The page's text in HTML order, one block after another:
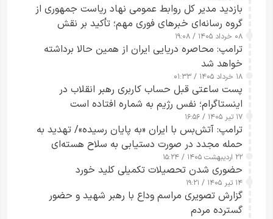
بازدید مدیر کل روابط عمومی نهاد ریاست جمهوری از
گروه رسانه‌ای خبرهای فوری مهم؛ تأکید بر نقش
رسانه‌های هوشمند و مسئول در ارتقای آگاهی عمومی
۰۸ خرداد ۱۴۰۵ / ۱۹:۰۸
ترامپ: محاصره دریایی ایران از همین حالا برداشته
خواهد شد
۱۸ خرداد ۱۴۰۵ / ۰۱:۳۳
پست ساعتی قبل حساب کاربری رهبر انقلاب در
اینستاگرام؛ نفس رژیم به شماره افتاده است​
۱۷ تیر ۱۴۰۵ / ۱۶:۵۶
ترامپ: آتش‌بس با ایران «به پایان رسیده»/ تهدید به
حمله مجدد در صورت دستیابی به سلاح هسته‌ای
۲۲ اردیبهشت ۱۴۰۵ / ۱۵:۲۴
حضوری شدن تحصیلات تکمیلی کلید خورد
۱۴ تیر ۱۴۰۵ / ۱۹:۲۱
گزارش تصویری مراسم وداع با رهبر شهید و حضور
گسترده مردم